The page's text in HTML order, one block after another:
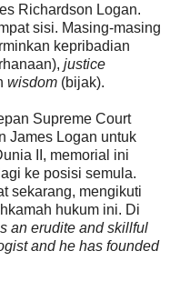
Richardson Logan.
sisi. Masing-masing
kepribadian
justice
wisdom (bijak).
Supreme Court
James Logan untuk
II, memorial ini
ke posisi semula.
sekarang, mengikuti
hukum ini. Di
an erudite and skillful
and he has founded